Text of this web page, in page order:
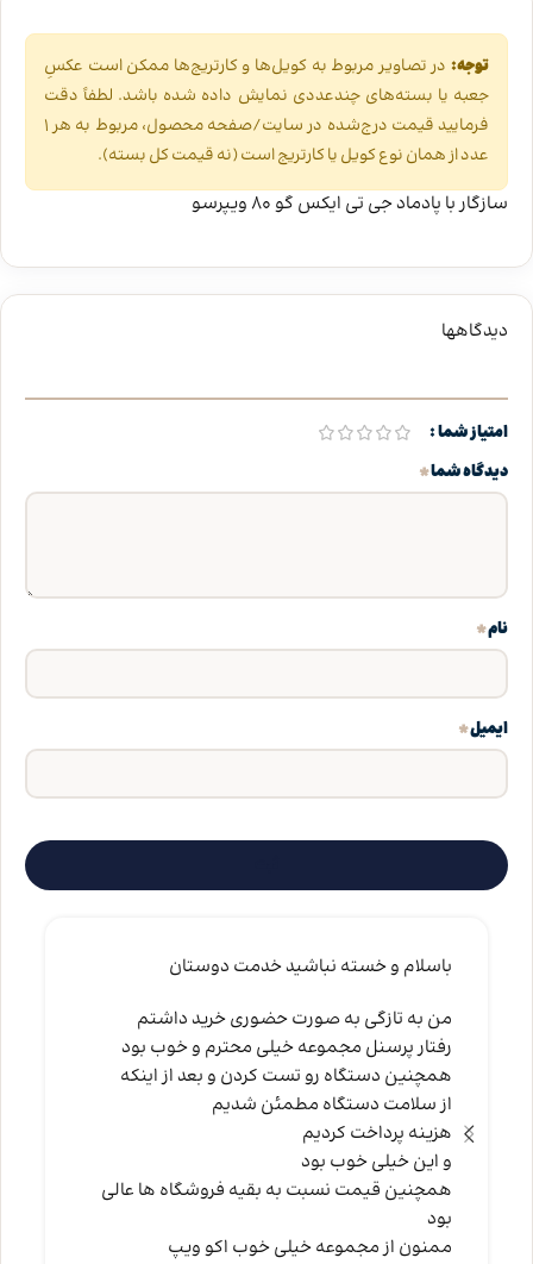
توجه: در تصاویر مربوط به کویل‌ها و کارتریج‌ها ممکن است عکسِ
جعبه یا بسته‌های چندعددی نمایش داده شده باشد. لطفاً دقت
فرمایید قیمت درج‌شده در سایت/صفحه محصول، مربوط به هر ۱
عدد از همان نوع کویل یا کارتریج است (نه قیمت کل بسته).
سازگار با پادماد جی تی ایکس گو 80 ویپرسو
دیدگاهها
امتیاز شما
دیدگاه شما*
نام*
ایمیل*
باسلام و خسته نباشید خدمت دوستان
من به تازگی به صورت حضوری خرید داشتم
رفتار پرسنل مجموعه خیلی محترم و خوب بود
همچنین دستگاه رو تست کردن و بعد از اینکه
از سلامت دستگاه مطمئن شدیم
هزینه پرداخت کردیم
و این خیلی خوب بود
همچنین قیمت نسبت به بقیه فروشگاه ها عالی
بود
ممنون از مجموعه خیلی خوب اکو ویپ